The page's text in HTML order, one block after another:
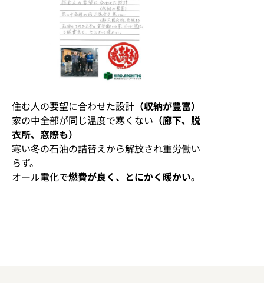
住む人の要望に合わせた設計 （収納が豊富）
家の中全部が同じ温度で寒くない （廊下、脱
衣所、窓際も）
寒い冬の石油の詰替えから解放され重労働い
らず。
オール電化で燃費が良く、とにかく暖かい。